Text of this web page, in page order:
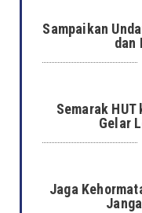
Sampaikan
dan
Semarak
Gelar
Jaga